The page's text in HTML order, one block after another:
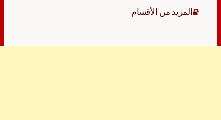
المزيد من الأقسام